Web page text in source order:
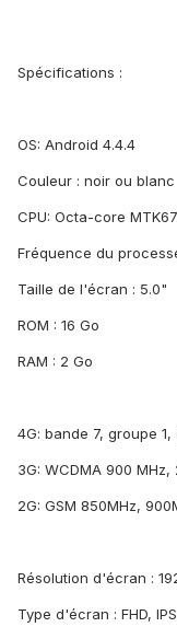
Spécifications :
OS: Android 4.4.4
Couleur : noir ou blanc
CPU: Octa-core
Fréquence du
Taille de l'écran : 5.0"
ROM : 16 Go
RAM : 2 Go
4G: bande 7, groupe
3G: WCDMA 900 MHz,
2G: GSM 850MHz,
Résolution d'écran :
Type d'écran : FHD,